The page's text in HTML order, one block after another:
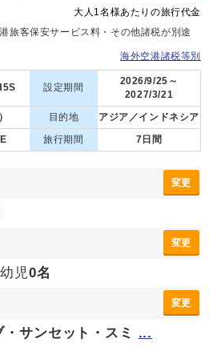
大人1名様あたりの旅行代金
旅客保安サービス料・その他諸税が別途
海外空港諸税等別
設定期間
2026/9/25～
2027/3/21
目的地
アジア／インドネシア
旅行期間 7日間
変更
変更
幼児0名
変更
・サンセット・スミ ...